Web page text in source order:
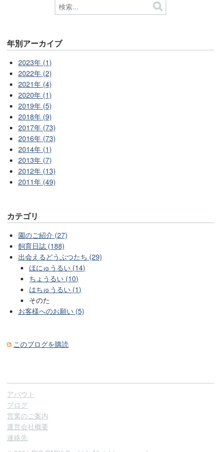
年別アーカイブ
2023年 (1)
2022年 (2)
2021年 (4)
2020年 (1)
2019年 (5)
2018年 (9)
2017年 (73)
2016年 (73)
2014年 (1)
2013年 (7)
2012年 (13)
2011年 (49)
カテゴリ
園のご紹介 (27)
飼育日誌 (188)
出会えるどうぶつたち (29)
ほにゅうるい (14)
ちょうるい (10)
はちゅうるい (1)
そのた
お客様へのお願い (5)
このブログを購読
アバウト
ブログ
営業のご案内
運営会社概要
連絡先